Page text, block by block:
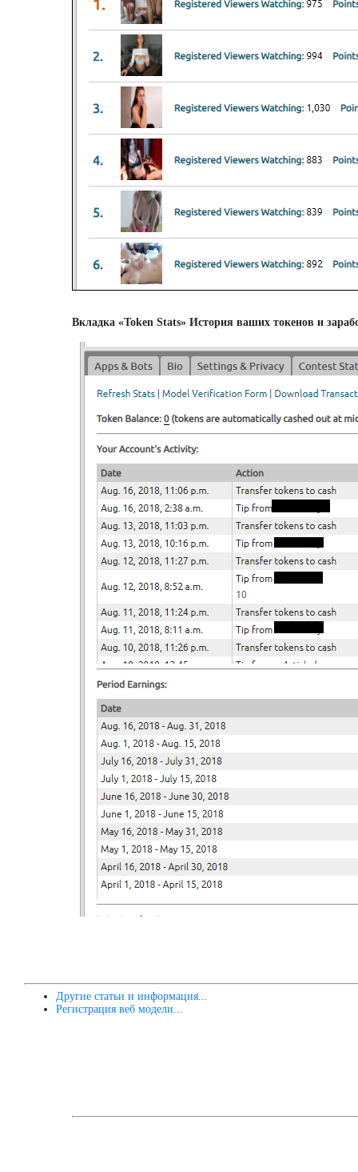
Вкладка «Token Stats» История ваших токенов и
Другие статьи и информация...
Регистрация веб модели...